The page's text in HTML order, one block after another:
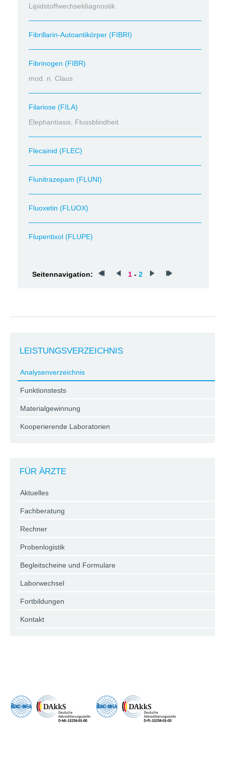
Lipidstoffwechseldiagnostik
Fibrillarin-Autoantikörper (FIBRI)
Fibrinogen (FIBR)
mod. n. Claus
Filariose (FILA)
Elephantiasis, Flussblindheit
Flecainid (FLEC)
Flunitrazepam (FLUNI)
Fluoxetin (FLUOX)
Flupentixol (FLUPE)
Seitennavigation: 1 - 2
LEISTUNGSVERZEICHNIS
Analysenverzeichnis
Funktionstests
Materialgewinnung
Kooperierende Laboratorien
FÜR ÄRZTE
Aktuelles
Fachberatung
Rechner
Probenlogistik
Begleitscheine und Formulare
Laborwechsel
Fortbildungen
Kontakt